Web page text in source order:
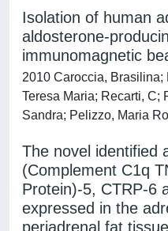
Isolation of human
aldosterone-
immunomagnetic
2010 Caroccia, Brasilina;
Teresa Maria; Recarti, C;
Sandra; Pelizzo, Maria
The novel identified
(Complement C1q
Protein)-5, CTRP-6
expressed in the
periadrenal fat